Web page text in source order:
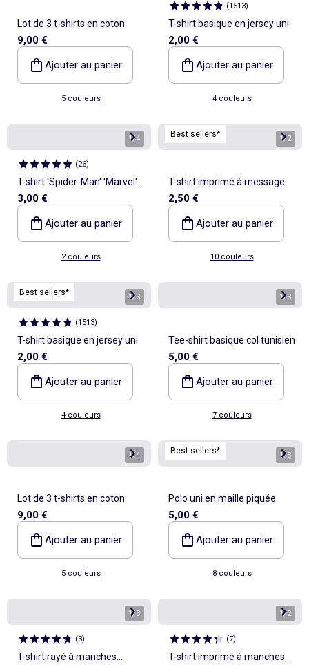
Lot de 3 t-shirts en coton
9,00 €
Ajouter au panier
5 couleurs
(1513)
T-shirt basique en jersey uni
2,00 €
Ajouter au panier
4 couleurs
1/4
(26)
T-shirt 'Spider-Man' 'Marvel'
manches courtes
3,00 €
Ajouter au panier
2 couleurs
Best sellers* 1/2
T-shirt imprimé à message
2,50 €
Ajouter au panier
10 couleurs
Best sellers* 1/3
(1513)
T-shirt basique en jersey uni
2,00 €
Ajouter au panier
4 couleurs
1/3
Tee-shirt basique col tunisien
5,00 €
Ajouter au panier
7 couleurs
1/4
Lot de 3 t-shirts en coton
9,00 €
Ajouter au panier
5 couleurs
Best sellers* 1/3
Polo uni en maille piquée
5,00 €
Ajouter au panier
8 couleurs
1/3
(3)
T-shirt rayé à manches
1/2
(7)
T-shirt imprimé à manches